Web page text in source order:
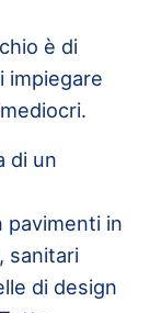
è di
impiegare
di un
in
sanitari
di design